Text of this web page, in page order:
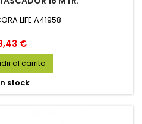
LIFE A41958
€
al carrito
stock